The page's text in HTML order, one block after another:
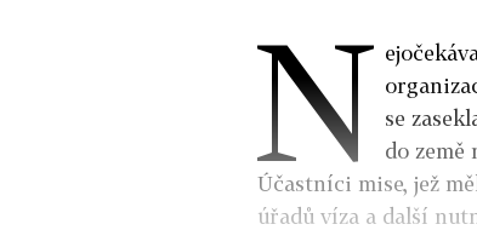
N se
do země
Účastníci mise, jež
úřadů víza a další